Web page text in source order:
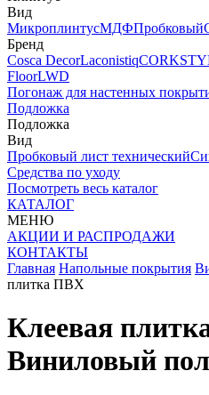
Вид
МикроплинтусМДФПробковый
Бренд
Cosca DecorLaconistiq
FloorLWD
Погонаж для настенных
Подложка
Подложка
Вид
Пробковый лист технический
Средства по уходу
Посмотреть весь каталог
КАТАЛОГ
МЕНЮ
АКЦИИ И РАСПРОДАЖИ
КОНТАКТЫ
Главная Напольные покрытия
плитка ПВХ
Клеевая
Виниловый